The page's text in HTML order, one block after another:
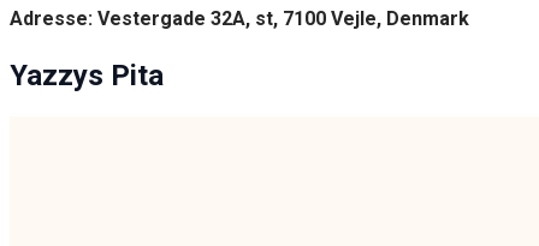
Adresse: Vestergade 32A, st, 7100 Vejle, Denmark
Yazzys Pita